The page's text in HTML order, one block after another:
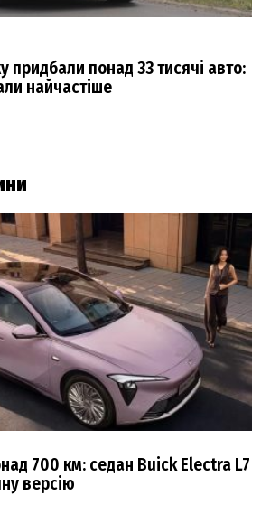
придбали понад 33 тисячі авто:
найчастіше
700 км: седан Buick Electra L7
версію